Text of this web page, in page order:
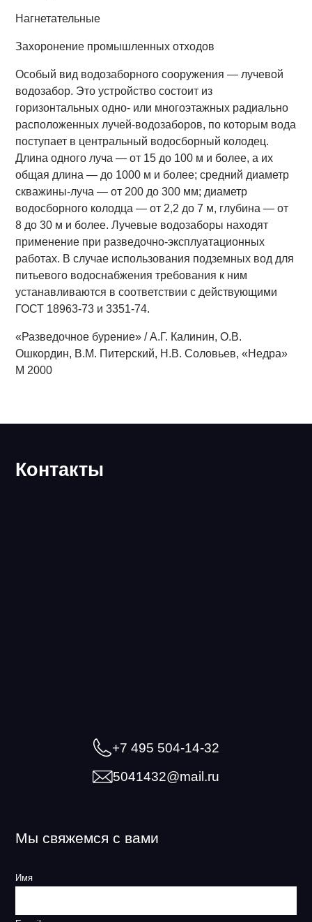
Нагнетательные
Захоронение промышленных отходов
Особый вид водозаборного сооружения — лучевой
водозабор. Это устройство состоит из
горизонтальных одно- или многоэтажных радиально
расположенных лучей-водозаборов, по которым вода
поступает в центральный водосборный колодец.
Длина одного луча — от 15 до 100 м и более, а их
общая длина — до 1000 м и более; средний диаметр
скважины-луча — от 200 до 300 мм; диаметр
водосборного колодца — от 2,2 до 7 м, глубина — от
8 до 30 м и более. Лучевые водозаборы находят
применение при разведочно-эксплуатационных
работах. В случае использования подземных вод для
питьевого водоснабжения требования к ним
устанавливаются в соответствии с действующими
ГОСТ 18963-73 и 3351-74.
«Разведочное бурение» / А.Г. Калинин, О.В.
Ошкордин, В.М. Питерский, Н.В. Соловьев, «Недра»
М 2000
Контакты
+7 495 504-14-32
5041432@mail.ru
Мы свяжемся с вами
Имя